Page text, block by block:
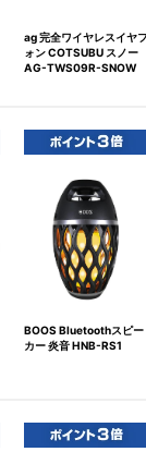
ag 完全ワイヤレスイヤフ
ォン COTSUBU スノー
AG-TWS09R-SNOW
BOOS Bluetoothスピー
カー 炎音 HNB-RS1